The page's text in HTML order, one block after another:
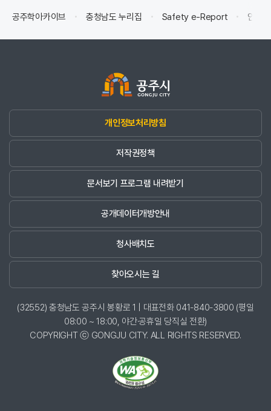
공주학아카이브 충청남도 누리집 Safety e-Report 안전
개인정보처리방침
저작권정책
문서보기 프로그램 내려받기
공개데이터개방안내
청사배치도
찾아오시는 길
(32552) 충청남도 공주시 봉황로 1 | 대표전화 041-840-3800 (평일
08:00 ~ 18:00, 야간·공휴일 당직실 전환)
COPYRIGHT ⓒ GONGJU CITY. ALL RIGHTS RESERVED.